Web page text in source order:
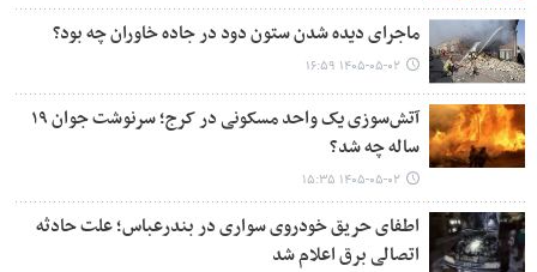
ماجرای دیده شدن ستون دود در جاده خاوران چه بود؟
۱۴۰۵-۰۵-۰۲ ۱۶:۵۹
آتش‌سوزی یک واحد مسکونی در کرج؛ سرنوشت جوان ۱۹
ساله چه شد؟
۱۴۰۵-۰۵-۰۲ ۱۵:۳۵
اطفای حریق خودروی سواری در بندرعباس؛ علت حادثه
اتصالی برق اعلام شد